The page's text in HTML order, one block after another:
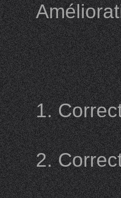
1.
2.